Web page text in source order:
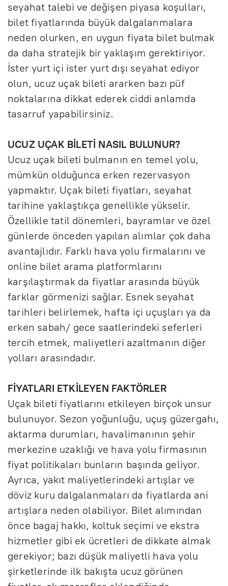
seyahat talebi ve değişen piyasa koşulları,
bilet fiyatlarında büyük dalgalanmalara
neden olurken, en uygun fiyata bilet bulmak
da daha stratejik bir yaklaşım gerektiriyor.
İster yurt içi ister yurt dışı seyahat ediyor
olun, ucuz uçak bileti ararken bazı püf
noktalarına dikkat ederek ciddi anlamda
tasarruf yapabilirsiniz.
UCUZ UÇAK BİLETİ NASIL BULUNUR?
Ucuz uçak bileti bulmanın en temel yolu,
mümkün olduğunca erken rezervasyon
yapmaktır. Uçak bileti fiyatları, seyahat
tarihine yaklaştıkça genellikle yükselir.
Özellikle tatil dönemleri, bayramlar ve özel
günlerde önceden yapılan alımlar çok daha
avantajlıdır. Farklı hava yolu firmalarını ve
online bilet arama platformlarını
karşılaştırmak da fiyatlar arasında büyük
farklar görmenizi sağlar. Esnek seyahat
tarihleri belirlemek, hafta içi uçuşları ya da
erken sabah/ gece saatlerindeki seferleri
tercih etmek, maliyetleri azaltmanın diğer
yolları arasındadır.
FİYATLARI ETKİLEYEN FAKTÖRLER
Uçak bileti fiyatlarını etkileyen birçok unsur
bulunuyor. Sezon yoğunluğu, uçuş güzergahı,
aktarma durumları, havalimanının şehir
merkezine uzaklığı ve hava yolu firmasının
fiyat politikaları bunların başında geliyor.
Ayrıca, yakıt maliyetlerindeki artışlar ve
döviz kuru dalgalanmaları da fiyatlarda ani
artışlara neden olabiliyor. Bilet alımından
önce bagaj hakkı, koltuk seçimi ve ekstra
hizmetler gibi ek ücretleri de dikkate almak
gerekiyor; bazı düşük maliyetli hava yolu
şirketlerinde ilk bakışta ucuz görünen